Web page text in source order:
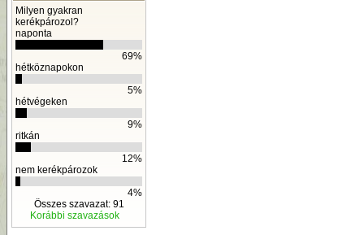
Milyen gyakran
kerékpározol?
naponta
69%
hétköznapokon
5%
hétvégeken
9%
ritkán
12%
nem kerékpározok
4%
Összes szavazat: 91
Korábbi szavazások